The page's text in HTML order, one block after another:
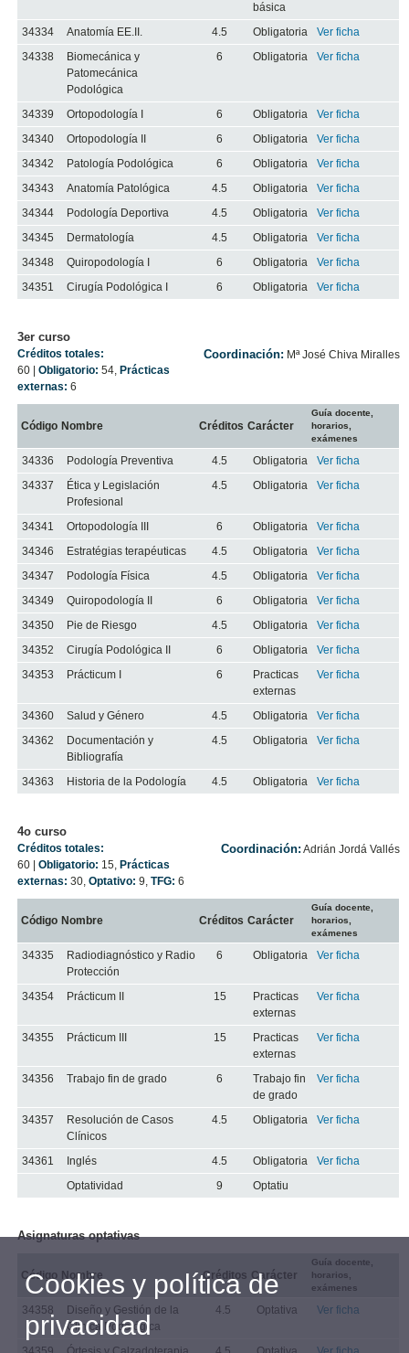
básica
34334 Anatomía EE.II. 4.5 Obligatoria
Ver ficha
34338
Biomecánica y
Patomecánica
Podológica
6 Obligatoria Ver ficha
34339 Ortopodología I 6 Obligatoria
Ver ficha
34340
Ortopodología II 6 Obligatoria
Ver ficha
34342
Patología Podológica 6 Obligatoria
Ver ficha
34343
Anatomía Patológica 4.5 Obligatoria
Ver ficha
34344
Podología Deportiva 4.5 Obligatoria
Ver ficha
34345
Dermatología 4.5 Obligatoria
Ver ficha
34348
Quiropodología I 6 Obligatoria
Ver ficha
34351
Cirugía Podológica I 6 Obligatoria Ver ficha
3er curso
Coordinación: Mª José Chiva Miralles
Créditos totales:
60 |Obligatorio: 54, Prácticas
externas: 6
Código Nombre Créditos Carácter
Guía docente,
horarios,
exámenes
34336 Podología Preventiva 4.5 Obligatoria
Ver ficha
34337
Ética y Legislación
Profesional
4.5 Obligatoria Ver ficha
34341 Ortopodología III 6 Obligatoria
Ver ficha
34346
Estratégias terapéuticas 4.5 Obligatoria
Ver ficha
34347
Podología Física 4.5 Obligatoria
Ver ficha
34349
Quiropodología II 6 Obligatoria
Ver ficha
34350
Pie de Riesgo 4.5 Obligatoria
Ver ficha
34352
Cirugía Podológica II 6 Obligatoria
Ver ficha
34353
Prácticum I 6
Practicas
externas
Ver ficha
34360 Salud y Género 4.5 Obligatoria
Ver ficha
34362
Documentación y
Bibliografía
4.5 Obligatoria Ver ficha
34363 Historia de la Podología 4.5 Obligatoria Ver ficha
4o curso
Coordinación: Adrián Jordá Vallés
Créditos totales:
60 |Obligatorio: 15, Prácticas
externas: 30,Optativo: 9,TFG: 6
Código Nombre Créditos Carácter
Guía docente,
horarios,
exámenes
34335
Radiodiagnóstico y Radio
Protección
6 Obligatoria Ver ficha
34354 Prácticum II 15
Practicas
externas
Ver ficha
34355 Prácticum III 15
Practicas
externas
Ver ficha
34356 Trabajo fin de grado 6
Trabajo fin
de grado
Ver ficha
34357
Resolución de Casos
Clínicos
4.5 Obligatoria Ver ficha
34361 Inglés 4.5 Obligatoria
Ver ficha
Optatividad
9 Optatiu
Asignaturas optativas
Código Nombre Créditos Carácter
Guía docente,
horarios,
exámenes
34358
Diseño y Gestión de la
Clínica Podológica
4.5 Optativa Ver ficha
Cookies y política de
privacidad